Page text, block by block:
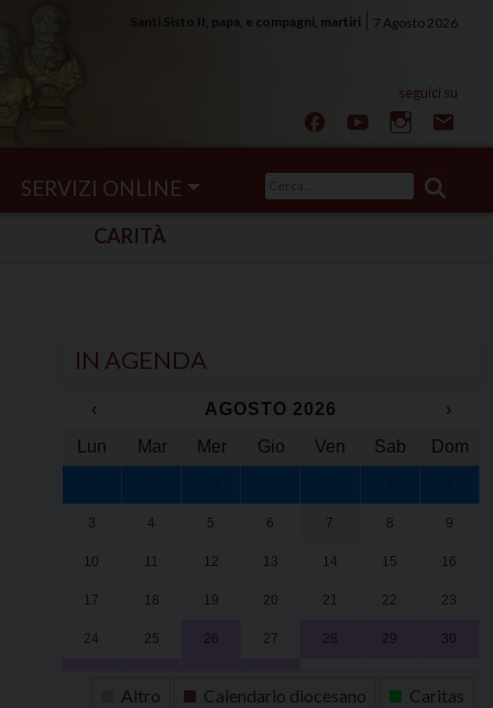
7 Agosto 2026
Santi Sisto II, papa, e compagni, martiri
SERVIZI ONLINE
per:
CARITÀ
IN AGENDA
‹ AGOSTO 2026
›
Lun
Mar Mer Gio Ven Sab Dom
1
2
3
4 5 6 7 8 9
10 11 12 13 14 15 16
17 18 19 20 21 22 23
24 25 26 27 28 29 30
Altro Calendario diocesano
Caritas